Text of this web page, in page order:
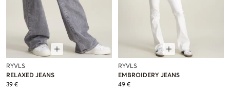
RYVLS
RELAXED JEANS
39 €
RYVLS
EMBROIDERY JEANS
49 €